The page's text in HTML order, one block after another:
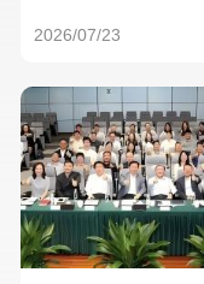
2026/07/23